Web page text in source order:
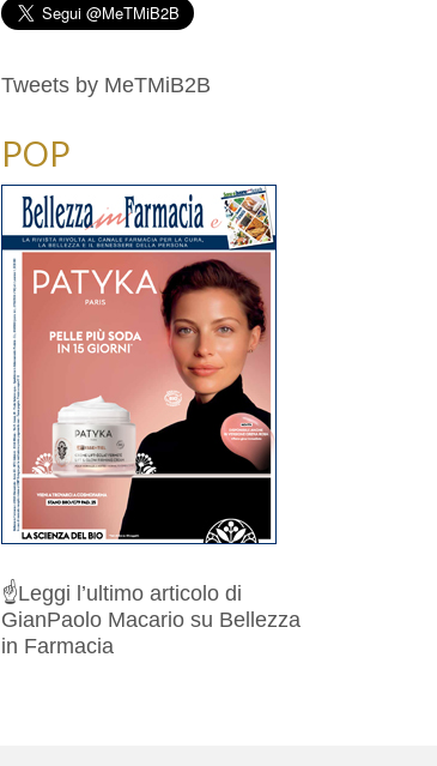
Tweets by MeTMiB2B
POP
☝️Leggi l’ultimo articolo di
GianPaolo Macario su Bellezza
in Farmacia